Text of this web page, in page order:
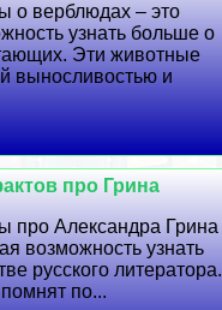
о верблюдах – это
узнать больше о
Эти животные
выносливостью и
про Грина
про Александра Грина
возможность узнать
русского литератора.
по...